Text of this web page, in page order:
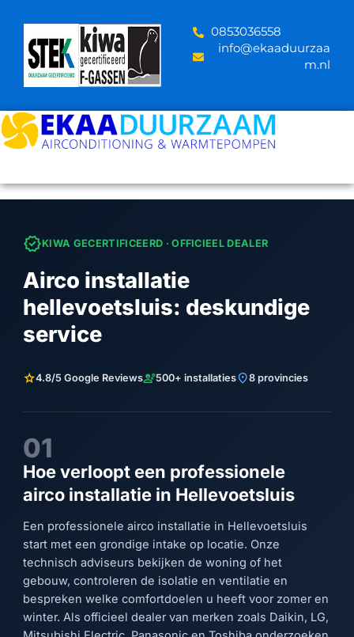
content
‪0853036558
info@ekaaduurzaa
m.nl
verifiedKIWA GECERTIFICEERD · OFFICIEEL DEALER
Airco installatie
hellevoetsluis: deskundige
service
star4.8/5 Google Reviewsengineering500+ installatieslocation_on8 provincies
01
Hoe verloopt een professionele
airco installatie in Hellevoetsluis
Een professionele airco installatie in Hellevoetsluis
start met een grondige intake op locatie. Onze
technisch adviseurs bekijken de woning of het
gebouw, controleren de isolatie en ventilatie en
bespreken welke comfortdoelen u heeft voor zomer en
winter. Als officieel dealer van merken zoals Daikin, LG,